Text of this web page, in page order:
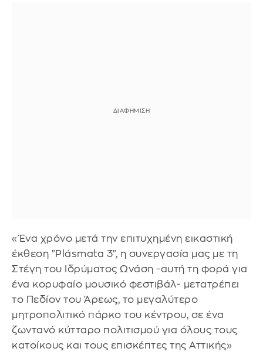
«Ένα χρόνο μετά την επιτυχημένη εικαστική
έκθεση "Plásmata 3", η συνεργασία μας με τη
Στέγη του Ιδρύματος Ωνάση -αυτή τη φορά για
ένα κορυφαίο μουσικό φεστιβάλ- μετατρέπει
το Πεδίον του Άρεως, το μεγαλύτερο
μητροπολιτικό πάρκο του κέντρου, σε ένα
ζωντανό κύτταρο πολιτισμού για όλους τους
κατοίκους και τους επισκέπτες της Αττικής»